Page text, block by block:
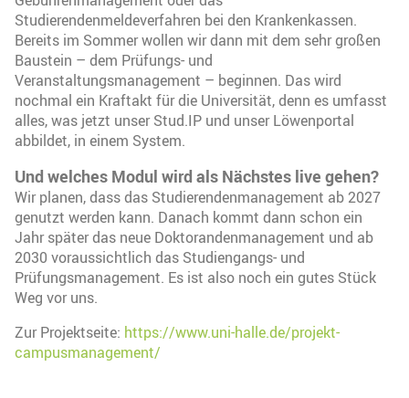
Studierendenmeldeverfahren bei den Krankenkassen.
Bereits im Sommer wollen wir dann mit dem sehr großen
Baustein – dem Prüfungs- und
Veranstaltungsmanagement – beginnen. Das wird
nochmal ein Kraftakt für die Universität, denn es umfasst
alles, was jetzt unser Stud.IP und unser Löwenportal
abbildet, in einem System.
Und welches Modul wird als Nächstes live gehen?
Wir planen, dass das Studierendenmanagement ab 2027
genutzt werden kann. Danach kommt dann schon ein
Jahr später das neue Doktorandenmanagement und ab
2030 voraussichtlich das Studiengangs- und
Prüfungsmanagement. Es ist also noch ein gutes Stück
Weg vor uns.
Zur Projektseite: https://www.uni-halle.de/projekt-
campusmanagement/